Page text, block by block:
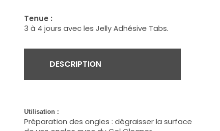
Tenue :
3 à 4 jours avec les Jelly Adhésive Tabs.
DESCRIPTION
Utilisation :
Préparation des ongles : dégraisser la surface